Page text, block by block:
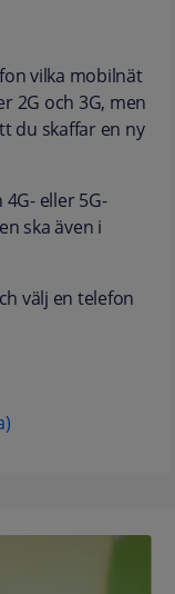
vilka mobilnät
2G och 3G, men
du skaffar en ny
eller 5G-
ska även i
välj en telefon